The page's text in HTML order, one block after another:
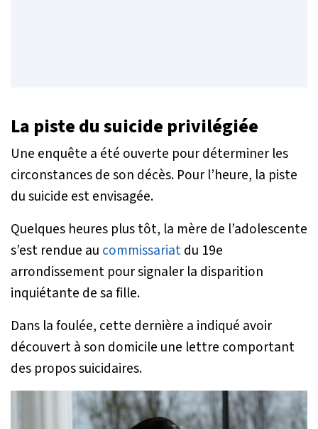
La piste du suicide privilégiée
Une enquête a été ouverte pour déterminer les
circonstances de son décès. Pour l’heure, la piste
du suicide est envisagée.
Quelques heures plus tôt, la mère de l’adolescente
s’est rendue au commissariatdu 19e
arrondissement pour signaler la disparition
inquiétante de sa fille.
Dans la foulée, cette dernière a indiqué avoir
découvert à son domicile une lettre comportant
des propos suicidaires.